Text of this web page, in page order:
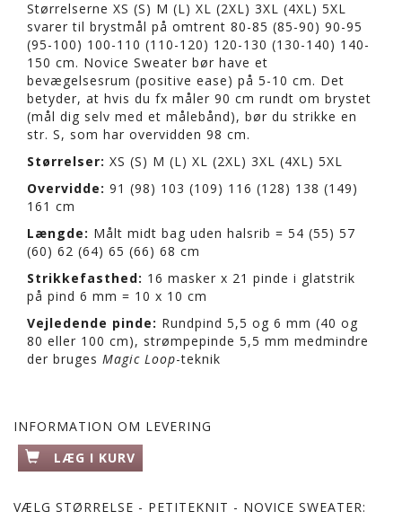
Størrelserne XS (S) M (L) XL (2XL) 3XL (4XL) 5XL
svarer til brystmål på omtrent 80-85 (85-90) 90-95
(95-100) 100-110 (110-120) 120-130 (130-140) 140-
150 cm. Novice Sweater bør have et
bevægelsesrum (positive ease) på 5-10 cm. Det
betyder, at hvis du fx måler 90 cm rundt om brystet
(mål dig selv med et målebånd), bør du strikke en
str. S, som har overvidden 98 cm.
Størrelser: XS (S) M (L) XL (2XL) 3XL (4XL) 5XL
Overvidde: 91 (98) 103 (109) 116 (128) 138 (149)
161 cm
Længde: Målt midt bag uden halsrib = 54 (55) 57
(60) 62 (64) 65 (66) 68 cm
Strikkefasthed: 16 masker x 21 pinde i glatstrik
på pind 6 mm = 10 x 10 cm
Vejledende pinde: Rundpind 5,5 og 6 mm (40 og
80 eller 100 cm), strømpepinde 5,5 mm medmindre
der bruges Magic Loop-teknik
INFORMATION OM LEVERING
LÆG I KURV
VÆLG STØRRELSE - PETITEKNIT - NOVICE SWEATER: